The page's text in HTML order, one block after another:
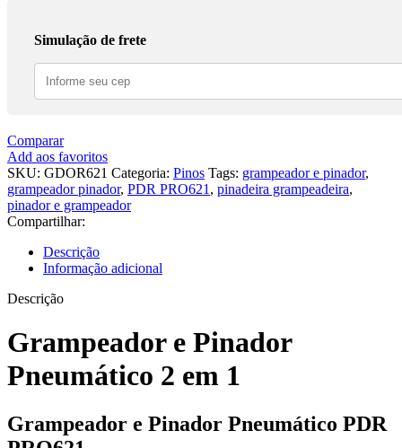
Simulação de frete
Comparar
Add aos favoritos
SKU: GDOR621 Categoria: Pinos Tags: grampeador e pinador,
grampeador pinador, PDR PRO621 , pinadeira grampeadeira,
pinador e grampeador
Compartilhar:
Descrição
Informação adicional
Descrição
Grampeador e Pinador
Pneumático 2 em 1
Grampeador e Pinador Pneumático PDR